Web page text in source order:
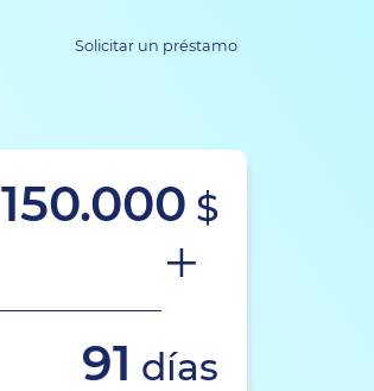
Solicitar un préstamo
150.000 $
91 días